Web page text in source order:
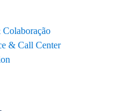
& Call Center